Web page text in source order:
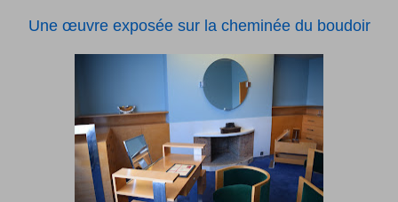
Une œuvre exposée sur la cheminée du boudoir